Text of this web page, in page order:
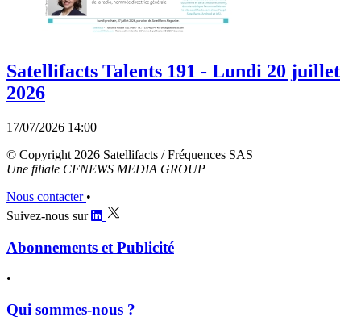
Satellifacts Talents 191 - Lundi 20 juillet
2026
17/07/2026 14:00
© Copyright 2026 Satellifacts / Fréquences SAS
Une filiale CFNEWS MEDIA GROUP
Nous contacter •
Suivez-nous sur
Abonnements et Publicité
•
Qui sommes-nous ?